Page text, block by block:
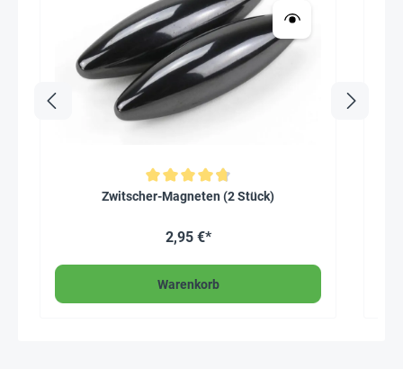
Durchschnittliche Bewertung von 4.8 von 5 Sternen
Zwitscher-Magneten (2 Stück)
2,95 €*
Warenkorb